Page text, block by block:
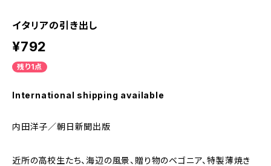
イタリアの引き出し
¥792
残り1点
International shipping available
内田洋子／朝日新聞出版
近所の高校生たち、海辺の風景、贈り物のベゴニア、特製薄焼き